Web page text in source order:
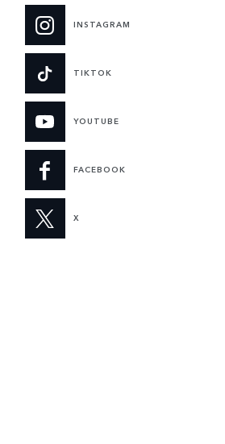
INSTAGRAM
TIKTOK
YOUTUBE
FACEBOOK
X